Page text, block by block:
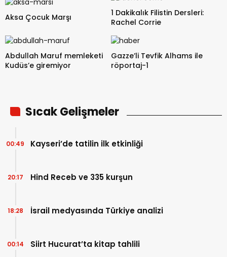
Aksa Çocuk Marşı
1 Dakikalık Filistin Dersleri:
Rachel Corrie
Abdullah Maruf memleketi
Kudüs’e giremiyor
Gazze’li Tevfik Alhams ile
röportaj-1
Sıcak Gelişmeler
Kayseri’de tatilin ilk etkinliği
00:49
Hind Receb ve 335 kurşun
20:17
İsrail medyasında Türkiye analizi
18:28
Siirt Hucurat’ta kitap tahlili
00:14